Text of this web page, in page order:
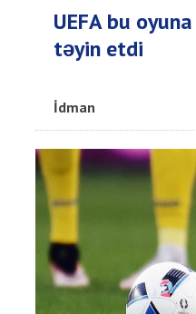
UEFA bu
təyin etdi
İdman